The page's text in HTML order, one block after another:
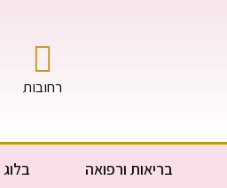
רחובות
בריאות ורפואה בלוג